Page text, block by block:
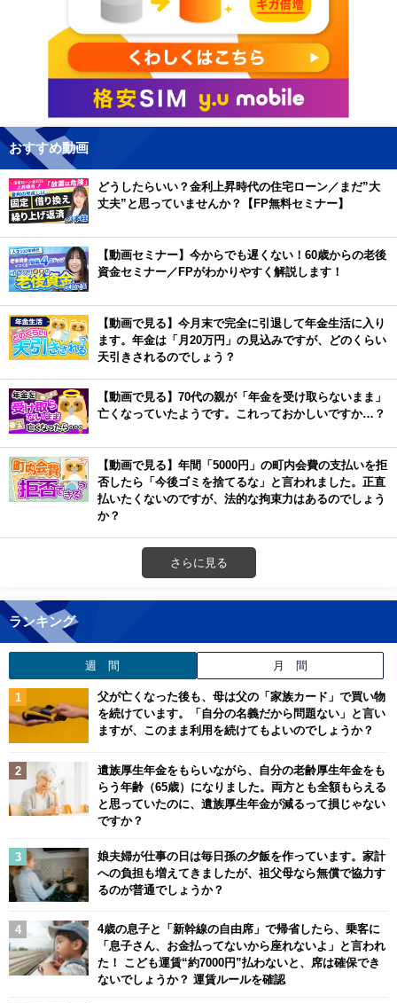
おすすめ動画
どうしたらいい？金利上昇時代の住宅ローン／まだ”大
丈夫”と思っていませんか？【FP無料セミナー】
【動画セミナー】今からでも遅くない！60歳からの老後
資金セミナー／FPがわかりやすく解説します！
【動画で見る】今月末で完全に引退して年金生活に入り
ます。年金は「月20万円」の見込みですが、どのくらい
天引きされるのでしょう？
【動画で見る】70代の親が「年金を受け取らないまま」
亡くなっていたようです。これっておかしいですか…？
【動画で見る】年間「5000円」の町内会費の支払いを拒
否したら「今後ゴミを捨てるな」と言われました。正直
払いたくないのですが、法的な拘束力はあるのでしょう
か？
さらに見る
ランキング
週 間 月 間
父が亡くなった後も、母は父の「家族カード」で買い物
を続けています。「自分の名義だから問題ない」と言い
ますが、このまま利用を続けてもよいのでしょうか？
遺族厚生年金をもらいながら、自分の老齢厚生年金をも
らう年齢（65歳）になりました。両方とも全額もらえる
と思っていたのに、遺族厚生年金が減るって損じゃない
ですか？
娘夫婦が仕事の日は毎日孫の夕飯を作っています。家計
への負担も増えてきましたが、祖父母なら無償で協力す
るのが普通でしょうか？
4歳の息子と「新幹線の自由席」で帰省したら、乗客に
「息子さん、お金払ってないから座れないよ」と言われ
た！ こども運賃“約7000円”払わないと、席は確保でき
ないでしょうか？ 運賃ルールを確認